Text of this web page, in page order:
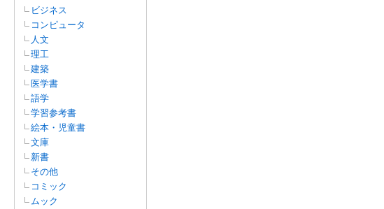
ビジネス
コンピュータ
人文
理工
建築
医学書
語学
学習参考書
絵本・児童書
文庫
新書
その他
コミック
ムック